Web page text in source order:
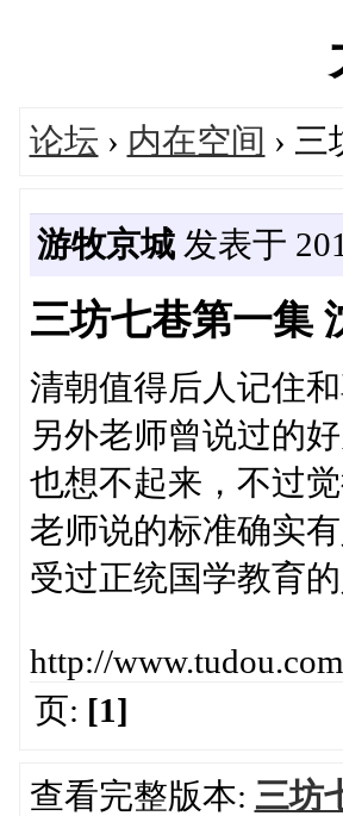
论坛 › 内在空间 ›
游牧京城发表于
三坊七巷第一集
清朝值得后人记住
另外老师曾说过的
也想不起来，不过
老师说的标准确实有
受过正统国学教育
http://
页: [1]
查看完整版本: 三坊